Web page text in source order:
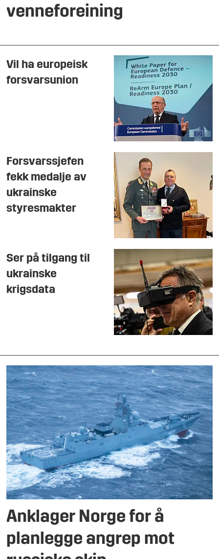
venneforeining
Vil ha europeisk
forsvarsunion
Forsvarssjefen
fekk medalje av
ukrainske
styresmakter
Ser på tilgang til
ukrainske
krigsdata
Anklager Norge for å
planlegge angrep mot